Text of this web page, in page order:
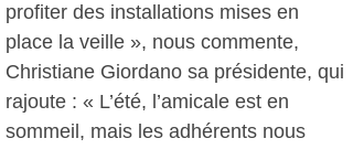
profiter des installations mises en
place la veille », nous commente,
Christiane Giordano sa présidente, qui
rajoute : « L’été, l’amicale est en
sommeil, mais les adhérents nous